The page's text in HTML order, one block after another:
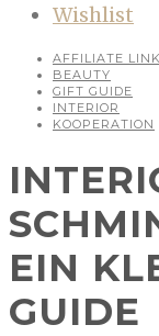
Wishlist
AFFILIATE
BEAUTY
GIFT GUIDE
INTERIOR
KOOPERATION
EIN
GUIDE